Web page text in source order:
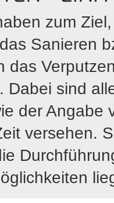
zum
Sanieren
das
Dabei sind
der
versehen.